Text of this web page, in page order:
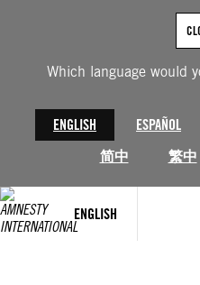
Which language would
ENGLISH ESPAÑOL
简中
繁中
ENGLISH